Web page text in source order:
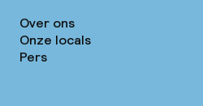
Over ons
Onze locals
Pers